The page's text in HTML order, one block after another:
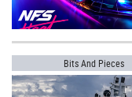
Bits And Pieces